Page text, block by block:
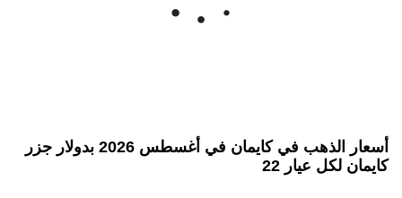
أسعار الذهب في كايمان في أغسطس 2026 بدولار جزر
كايمان لكل عيار 22